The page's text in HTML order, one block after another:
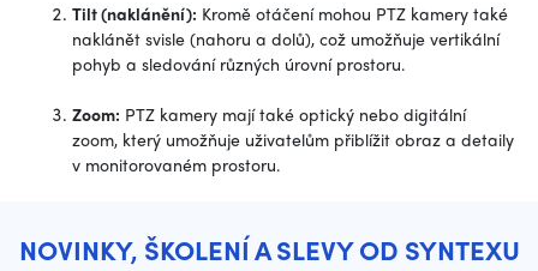
Tilt (naklánění): Kromě otáčení mohou PTZ kamery také
naklánět svisle (nahoru a dolů), což umožňuje vertikální
pohyb a sledování různých úrovní prostoru.
Zoom: PTZ kamery mají také optický nebo digitální
zoom, který umožňuje uživatelům přiblížit obraz a detaily
v monitorovaném prostoru.
NOVINKY, ŠKOLENÍ A SLEVY OD SYNTEXU